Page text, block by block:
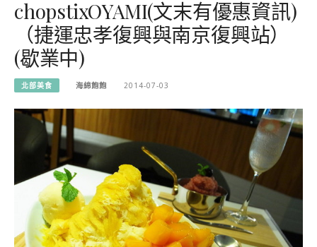
chopstixOYAMI(文末有優惠資訊)
（捷運忠孝復興與南京復興站）
(歇業中)
北部美食 海綿飽飽 2014-07-03